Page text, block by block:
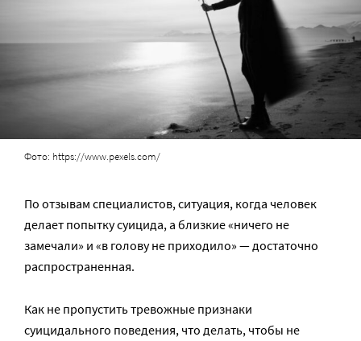
Фото: https://www.pexels.com/
По отзывам специалистов, ситуация, когда человек
делает попытку суицида, а близкие «ничего не
замечали» и «в голову не приходило» — достаточно
распространенная.
Как не пропустить тревожные признаки
суицидального поведения, что делать, чтобы не